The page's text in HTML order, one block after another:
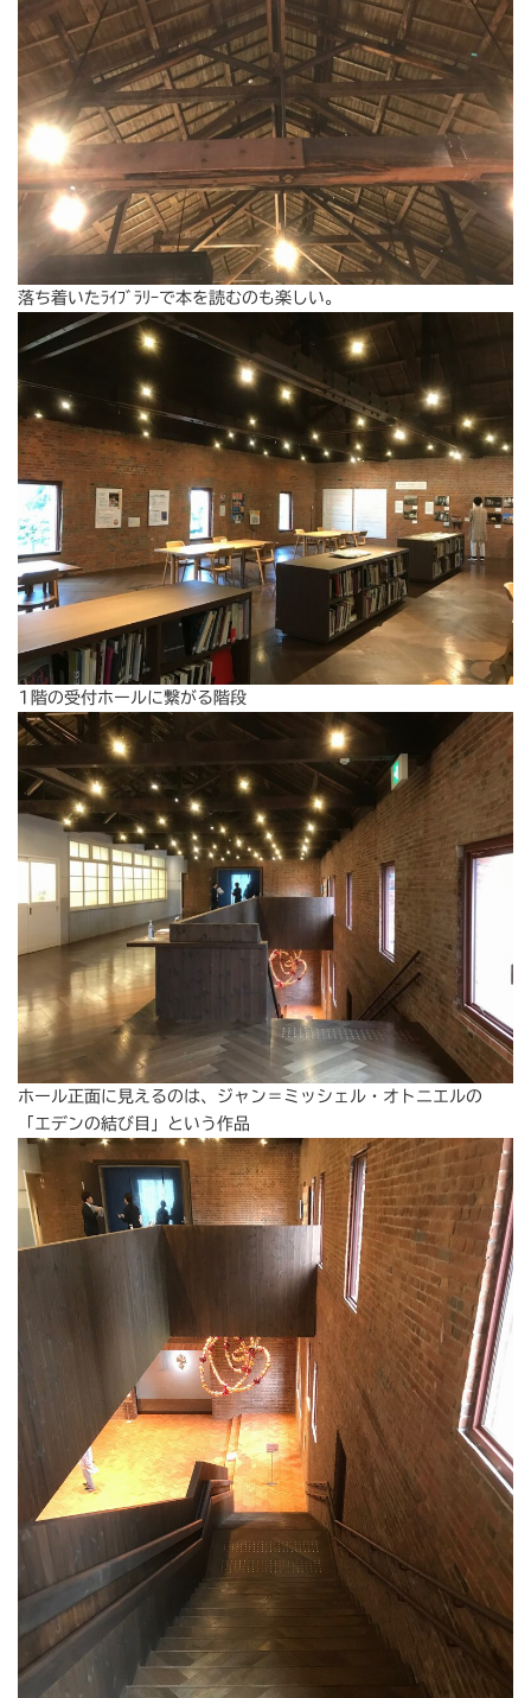
落ち着いたﾗｲﾌﾞﾗﾘｰで本を読むのも楽しい。
1階の受付ホールに繋がる階段
ホール正面に見えるのは、ジャン＝ミッシェル・オトニエルの
「エデンの結び目」という作品